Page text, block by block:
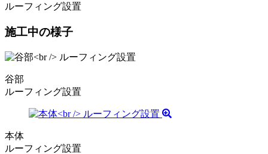
ルーフィング設置
施工中の様子
谷部
ルーフィング設置
本体
ルーフィング設置